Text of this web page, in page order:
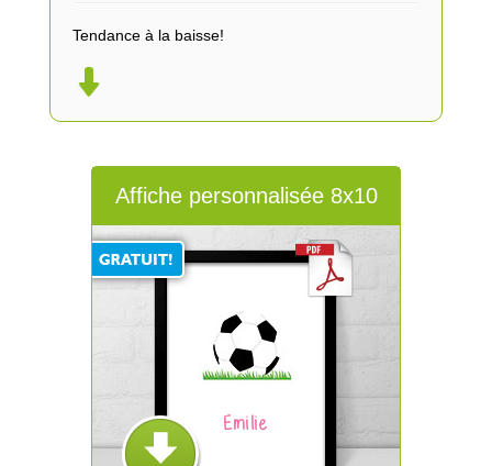
Tendance à la baisse!
Affiche personnalisée 8x10
Emilie